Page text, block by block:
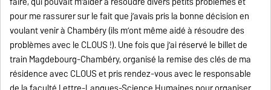
pour me rassurer sur le fait que j’avais pris la bonne décision en
voulant venir à Chambéry (ils m’ont même aidé à résoudre des
problèmes avec le CLOUS !). Une fois que j’ai réservé le billet de
train Magdebourg-Chambéry, organisé la remise des clés de ma
résidence avec CLOUS et pris rendez-vous avec le responsable